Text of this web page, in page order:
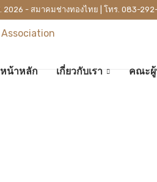
2026 - สมาคมช่างทองไทย | โทร. 083-
หน้าหลัก เกี่ยวกับเรา คณะ